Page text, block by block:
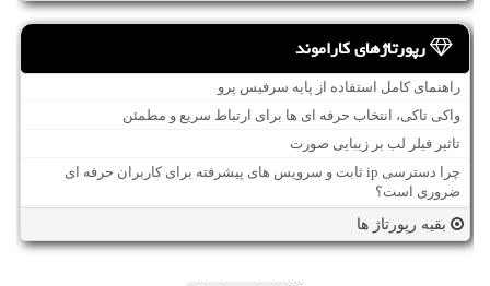
رپورتاژهای کاراموند
راهنمای کامل استفاده از پایه سرفیس پرو
واکی تاکی، انتخاب حرفه ای ها برای ارتباط سریع و مطمئن
تاثیر فیلر لب بر زیبایی صورت
چرا دسترسی ip ثابت و سرویس های پیشرفته برای کاربران حرفه ای
ضروری است؟
بقیه رپورتاژ ها